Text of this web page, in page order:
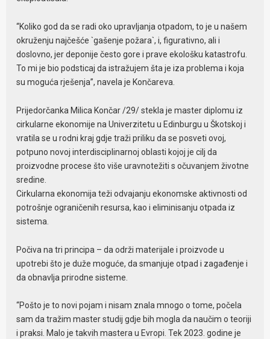
“Koliko god da se radi oko upravljanja otpadom, to je u našem
okruženju najčešće `gašenje požara`, i, figurativno, ali i
doslovno, jer deponije često gore i prave ekološku katastrofu.
To mi je bio podsticaj da istražujem šta je iza problema i koja
su moguća rješenja”, navela je Končareva.
Prijedorčanka Milica Končar /29/ stekla je master diplomu iz
cirkularne ekonomije na Univerzitetu u Edinburgu u Škotskoj i
vratila se u rodni kraj gdje traži priliku da se posveti ovoj,
potpuno novoj interdisciplinarnoj oblasti kojoj je cilj da
proizvodne procese što više uravnotežiti s očuvanjem životne
sredine.
Cirkularna ekonomija teži odvajanju ekonomske aktivnosti od
potrošnje ograničenih resursa, kao i eliminisanju otpada iz
sistema.
Počiva na tri principa – da održi materijale i proizvode u
upotrebi što je duže moguće, da smanjuje otpad i zagađenje i
da obnavlja prirodne sisteme.
“Pošto je to novi pojam i nisam znala mnogo o tome, počela
sam da tražim master studij gdje bih mogla da naučim o teoriji
i praksi. Malo je takvih mastera u Evropi. Tek 2023. godine je